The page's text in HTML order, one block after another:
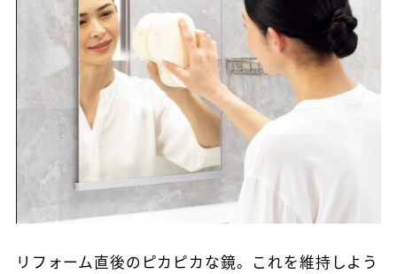
リフォーム直後のピカピカな鏡。これを維持しよう